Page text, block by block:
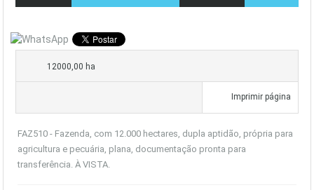
12000,00 ha
Imprimir página
FAZ510 - Fazenda, com 12.000 hectares, dupla aptidão, própria para
agricultura e pecuária, plana, documentação pronta para
transferência. À VISTA.